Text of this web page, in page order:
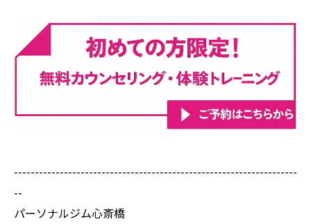
--------------------------------------------------------------------
--
パーソナルジム心斎橋